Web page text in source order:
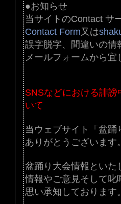
●お知らせ
当サイトのContact サ
Contact Form又は
誤字脱字、間違いの情
メールフォームから
SNSなどにおける誹
いて
当ウェブサイト「盆踊
ありがとうございます。
盆踊り大会情報といた
情報やご意見そして叱
思い承知しております。